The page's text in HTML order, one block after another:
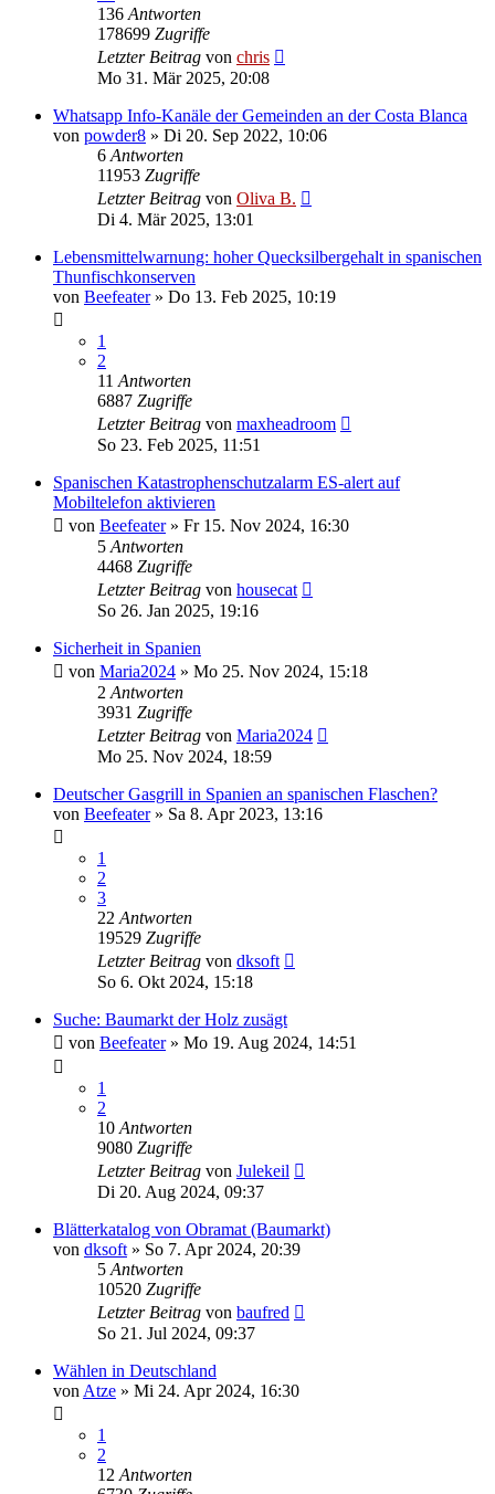
136 Antworten
178699 Zugriffe
Letzter Beitrag von chris
Mo 31. Mär 2025, 20:08
Whatsapp Info-Kanäle der Gemeinden an der Costa Blanca
von powder8 » Di 20. Sep 2022, 10:06
6 Antworten
11953 Zugriffe
Letzter Beitrag von Oliva B.
Di 4. Mär 2025, 13:01
Lebensmittelwarnung: hoher Quecksilbergehalt in spanischen
Thunfischkonserven
von Beefeater» Do 13. Feb 2025, 10:19
1
2
11 Antworten
6887 Zugriffe
Letzter Beitrag von maxheadroom
So 23. Feb 2025, 11:51
Spanischen Katastrophenschutzalarm ES-alert auf
Mobiltelefon aktivieren
von Beefeater» Fr 15. Nov 2024, 16:30
5 Antworten
4468 Zugriffe
Letzter Beitrag von housecat
So 26. Jan 2025, 19:16
Sicherheit in Spanien
von Maria2024 » Mo 25. Nov 2024, 15:18
2 Antworten
3931 Zugriffe
Letzter Beitrag von Maria2024
Mo 25. Nov 2024, 18:59
Deutscher Gasgrill in Spanien an spanischen Flaschen?
von Beefeater» Sa 8. Apr 2023, 13:16
1
2
3
22 Antworten
19529 Zugriffe
Letzter Beitrag von dksoft
So 6. Okt 2024, 15:18
Suche: Baumarkt der Holz zusägt
von Beefeater» Mo 19. Aug 2024, 14:51
1
2
10 Antworten
9080 Zugriffe
Letzter Beitrag von Julekeil
Di 20. Aug 2024, 09:37
Blätterkatalog von Obramat (Baumarkt)
von dksoft » So 7. Apr 2024, 20:39
5 Antworten
10520 Zugriffe
Letzter Beitrag von baufred
So 21. Jul 2024, 09:37
Wählen in Deutschland
von Atze » Mi 24. Apr 2024, 16:30
1
2
12 Antworten